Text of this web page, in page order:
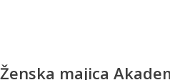
Ženska majica